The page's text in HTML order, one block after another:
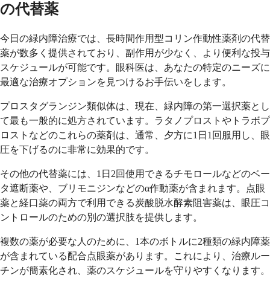
の代替薬
今日の緑内障治療では、長時間作用型コリン作動性薬剤の代替
薬が数多く提供されており、副作用が少なく、より便利な投与
スケジュールが可能です。眼科医は、あなたの特定のニーズに
最適な治療オプションを見つけるお手伝いをします。
プロスタグランジン類似体は、現在、緑内障の第一選択薬とし
て最も一般的に処方されています。ラタノプロストやトラボプ
ロストなどのこれらの薬剤は、通常、夕方に1日1回服用し、眼
圧を下げるのに非常に効果的です。
その他の代替薬には、1日2回使用できるチモロールなどのベー
タ遮断薬や、ブリモニジンなどのα作動薬が含まれます。点眼
薬と経口薬の両方で利用できる炭酸脱水酵素阻害薬は、眼圧コ
ントロールのための別の選択肢を提供します。
複数の薬が必要な人のために、1本のボトルに2種類の緑内障薬
が含まれている配合点眼薬があります。これにより、治療ルー
チンが簡素化され、薬のスケジュールを守りやすくなります。